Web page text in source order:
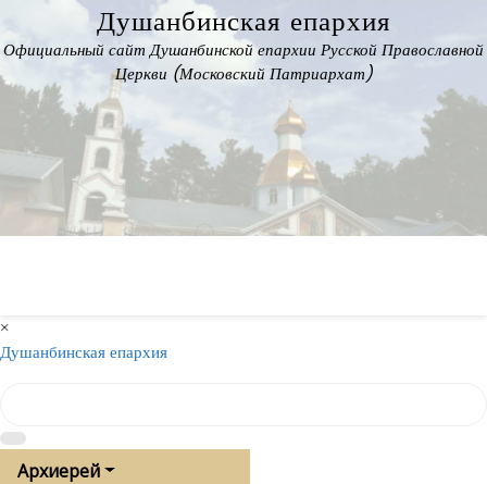
to
content
Душанбинская епархия
Официальный сайт Душанбинской епархии Русской Православной
Церкви (Московский Патриархат)
×
Душанбинская епархия
Архиерей